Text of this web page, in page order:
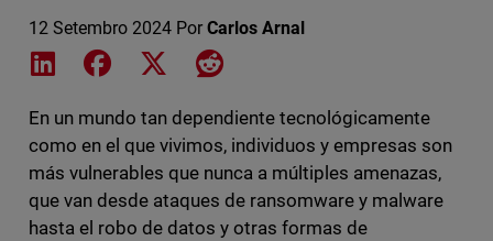
12 Setembro 2024 Por Carlos Arnal
Share on LinkedIn
Share on Facebook
Share on XShare on Reddit
En un mundo tan dependiente tecnológicamente
como en el que vivimos, individuos y empresas son
más vulnerables que nunca a múltiples amenazas,
que van desde ataques de ransomware y malware
hasta el robo de datos y otras formas de